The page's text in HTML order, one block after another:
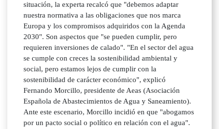
situación, la experta recalcó que "debemos adaptar
nuestra normativa a las obligaciones que nos marca
Europa y los compromisos adquiridos con la Agenda
2030". Son aspectos que "se pueden cumplir, pero
requieren inversiones de calado". "En el sector del agua
se cumple con creces la sostenibilidad ambiental y
social, pero estamos lejos de cumplir con la
sostenibilidad de carácter económico", explicó
Fernando Morcillo, presidente de Aeas (Asociación
Española de Abastecimientos de Agua y Saneamiento).
Ante este escenario, Morcillo incidió en que "abogamos
por un pacto social o político en relación con el agua".